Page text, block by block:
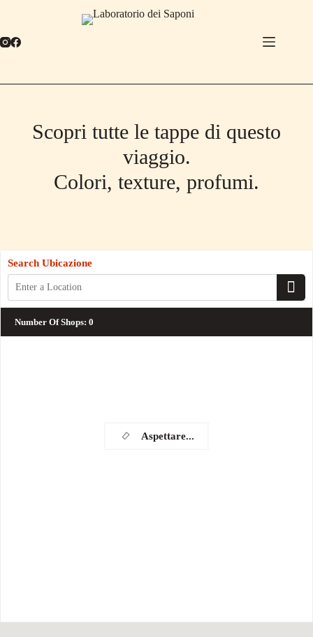
Scopri tutte le tappe di questo
viaggio.
Colori, texture, profumi.
Aspettare...
Search Ubicazione
Number Of Shops: 0